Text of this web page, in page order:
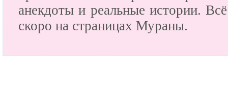
анекдоты и реальные истории.
скоро на страницах Мураны.